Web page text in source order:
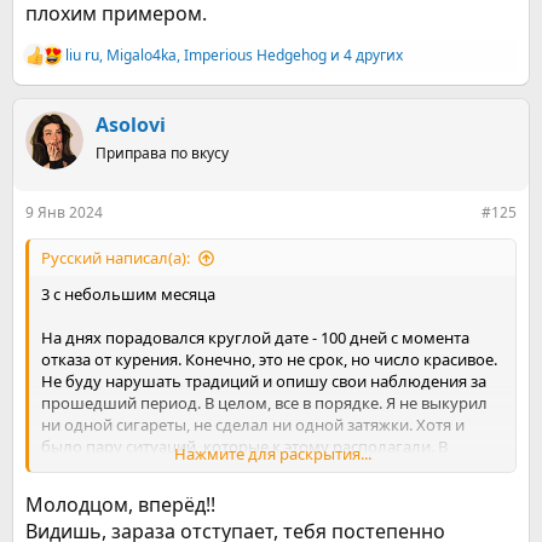
плохим примером.
Р
е
к
ц
и
liu ru, Migalo4ka,Imperious Hedgehog и 4 других
Asolovi
Приправа по вкусу
9 Янв 2024 #125
Русский написал(а):
3 с небольшим месяца
На днях порадовался круглой дате - 100 дней с момента
отказа от курения. Конечно, это не срок, но число красивое.
Не буду нарушать традиций и опишу свои наблюдения за
прошедший период. В целом, все в порядке. Я не выкурил
ни одной сигареты, не сделал ни одной затяжки. Хотя и
было пару ситуаций, которые к этому располагали. В
первый раз – новогодний корпоратив. Скажем так, я совсем
проветриться на улицу, коллеги несколько раз предлагали
сигарету. Удивительно, но никаких сомнений я не
Нажмите для раскрытия...
Молодцом, вперёд!!
Видишь, зараза отступает, тебя постепенно